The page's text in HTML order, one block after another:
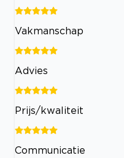
Vakmanschap
Advies
Prijs/kwaliteit
Communicatie